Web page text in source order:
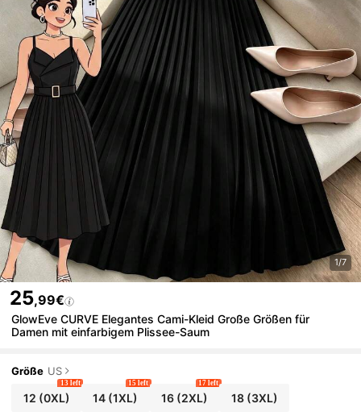
1/7
25,99€
GlowEve CURVE Elegantes Cami-Kleid Große Größen für
Damen mit einfarbigem Plissee-Saum
Größe US
12 (0XL)
13 left
14 (1XL)
15 left
16(2XL)
17 left
18(3XL)